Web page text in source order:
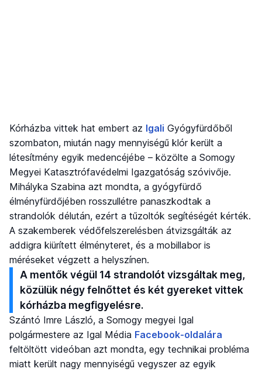
Kórházba vittek hat embert az Igali Gyógyfürdőből
szombaton, miután nagy mennyiségű klór került a
létesítmény egyik medencéjébe – közölte a Somogy
Megyei Katasztrófavédelmi Igazgatóság szóvivője.
Mihályka Szabina azt mondta, a gyógyfürdő
élményfürdőjében rosszullétre panaszkodtak a
strandolók délután, ezért a tűzoltók segítéségét kérték.
A szakemberek védőfelszerelésben átvizsgálták az
addigra kiürített élményteret, és a mobillabor is
méréseket végzett a helyszínen.
A mentők végül 14 strandolót vizsgáltak meg,
közülük négy felnőttet és két gyereket vittek
kórházba megfigyelésre.
Szántó Imre László, a Somogy megyei Igal
polgármestere az Igal Média Facebook-oldalára
feltöltött videóban azt mondta, egy technikai probléma
miatt került nagy mennyiségű vegyszer az egyik